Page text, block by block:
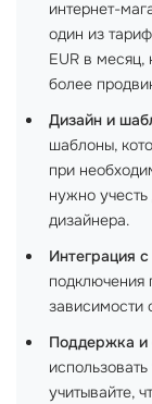
интернет-
один из
EUR в месяц,
более
Дизайн и
шаблоны,
при
нужно
дизайнера.
Интеграция
подключения
зависимости
Поддержка и
учитывайте,